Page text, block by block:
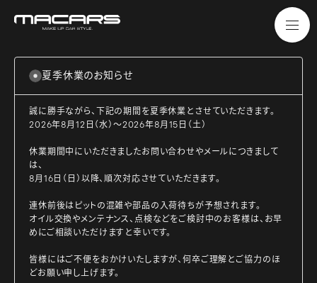
夏季休業のお知らせ
誠に勝手ながら、下記の期間を夏季休業とさせていただきます。
2026年8月12日（水）～2026年8月15日（土）
休業期間中にいただきましたお問い合わせやメールにつきまして
は、
8月16日（日）以降、順次対応させていただきます。
連休前後はピットの混雑や部品の入荷待ちが予想されます。
オイル交換やメンテナンス、点検などをご検討中のお客様は、お早
めにご相談いただけますと幸いです。
皆様にはご不便をおかけいたしますが、何卒ご理解とご協力のほ
どお願い申し上げます。